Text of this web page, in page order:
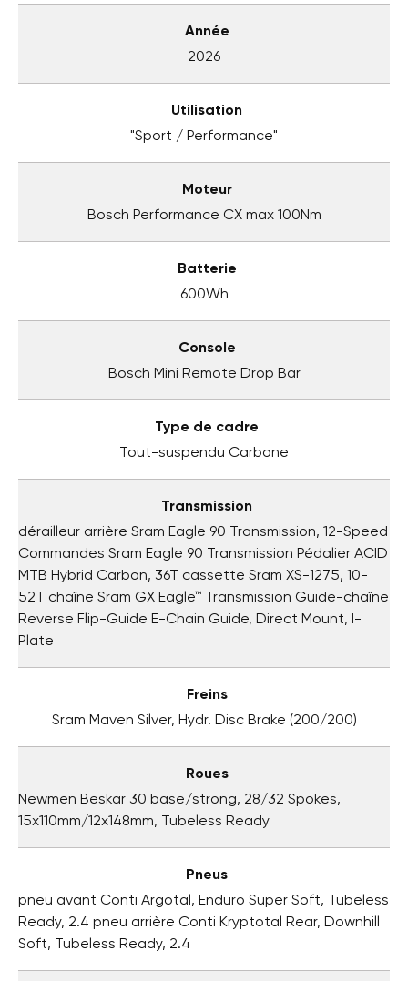
Année
2026
Utilisation
"Sport / Performance"
Moteur
Bosch Performance CX max 100Nm
Batterie
600Wh
Console
Bosch Mini Remote Drop Bar
Type de cadre
Tout-suspendu Carbone
Transmission
dérailleur arrière Sram Eagle 90 Transmission, 12-Speed
Commandes Sram Eagle 90 Transmission Pédalier ACID
MTB Hybrid Carbon, 36T cassette Sram XS-1275, 10-
52T chaîne Sram GX Eagle™ Transmission Guide-chaîne
Reverse Flip-Guide E-Chain Guide, Direct Mount, I-
Plate
Freins
Sram Maven Silver, Hydr. Disc Brake (200/200)
Roues
Newmen Beskar 30 base/strong, 28/32 Spokes,
15x110mm/12x148mm, Tubeless Ready
Pneus
pneu avant Conti Argotal, Enduro Super Soft, Tubeless
Ready, 2.4 pneu arrière Conti Kryptotal Rear, Downhill
Soft, Tubeless Ready, 2.4